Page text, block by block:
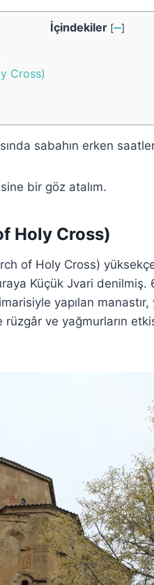
İçindekiler [➖]
Cross)
sabahın erken
bir göz atalım.
Holy Cross)
of Holy Cross)
Küçük Jvari denilmiş.
yapılan
ve yağmurların